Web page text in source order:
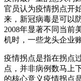
官员认为疫情拐点开
来，新冠病毒是可以
2008年显著不同当前
机时，一些龙头企业
疫情拐点是指在拐点
点，并非病例数马上
的核心意义疫情拐点